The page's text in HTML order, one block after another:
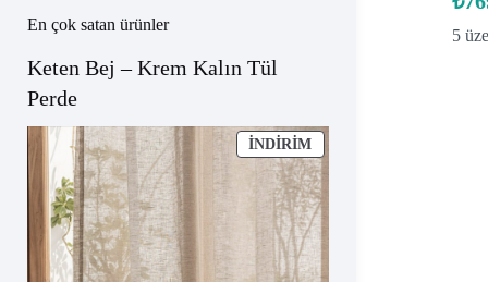
5
En çok satan ürünler
Keten Bej – Krem Kalın Tül
Perde
İNDIRIMİNDIRIMDEKI
ÜRÜN